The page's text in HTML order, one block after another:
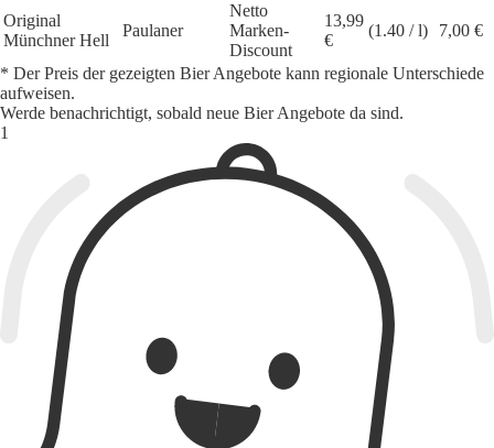
Original
Münchner Hell
Paulaner
Netto
Marken-
Discount
13,99
€
(1.40 / l) 7,00 €
* Der Preis der gezeigten Bier Angebote kann regionale Unterschiede
aufweisen.
Werde benachrichtigt, sobald neue Bier Angebote da sind.